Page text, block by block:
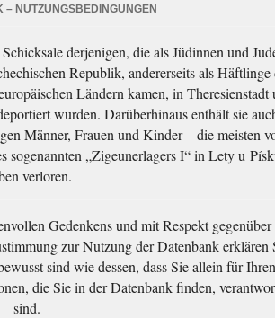
– NUTZUNGSBEDINGUNGEN
derjenigen, die als Jüdinnen und
Republik, andererseits als Häftlinge
Ländern kamen, in Theresienstadt
wurden. Darüberhinaus enthält sie
Männer, Frauen und Kinder – die meisten
sogenannten „Zigeunerlagers I“ in Lety u
verloren.
Gedenkens und mit Respekt gegenüber
zur Nutzung der Datenbank erklären
sind wie dessen, dass Sie allein für Ihren
die Sie in der Datenbank finden,
sind.